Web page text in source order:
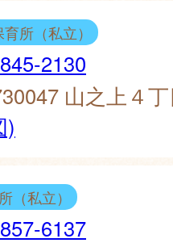
所（私立）
2130
山之上４
)
（私立）
6137